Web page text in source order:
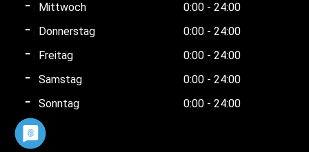
Mittwoch
0:00 - 24:00
Donnerstag
0:00 - 24:00
Freitag
0:00 - 24:00
Samstag
0:00 - 24:00
Sonntag
0:00 - 24:00